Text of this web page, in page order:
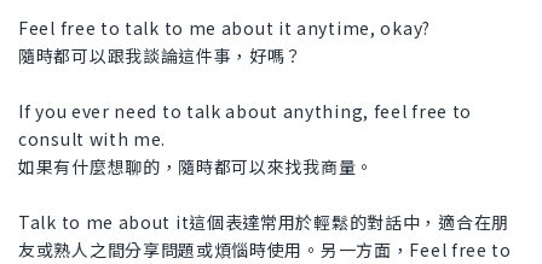
Feel free to talk to me about it anytime, okay?
隨時都可以跟我談論這件事，好嗎？
If you ever need to talk about anything, feel free to
consult with me.
如果有什麼想聊的，隨時都可以來找我商量。
Talk to me about it這個表達常用於輕鬆的對話中，適合在朋
友或熟人之間分享問題或煩惱時使用。另一方面，Feel free to